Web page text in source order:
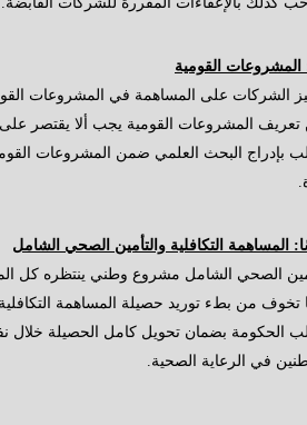
المشروعات القومية
الشركات على المساهمة في المشروعات
تعريف المشروعات القومية يجب ألا يقتصر
بإدراج البحث العلمي ضمن المشروعات
المساهمة التكافلية والتأمين الصحي الشامل
الصحي الشامل مشروع وطني ينتظره كل
تخوف من بطء توريد حصيلة المساهمة
الحكومة بضمان تحويل كامل الحصيلة خلال
في الرعاية الصحية.